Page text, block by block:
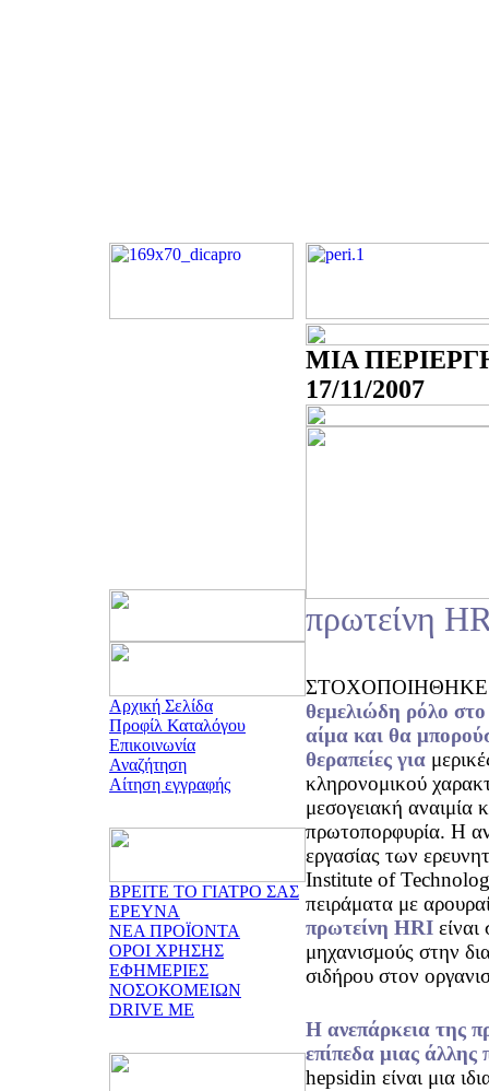
Αρχική Σελίδα
Προφίλ Καταλόγου
Επικοινωνία
Αναζήτηση
Αίτηση εγγραφής
ΒΡΕΙΤΕ ΤΟ ΓΙΑΤΡΟ ΣΑΣ
ΕΡΕΥΝΑ
ΝΕΑ ΠΡΟΪΟΝΤΑ
ΟΡΟΙ ΧΡΗΣΗΣ
ΕΦΗΜΕΡΙΕΣ
ΝΟΣΟΚΟΜΕΙΩΝ
DRIVE ME
ΜΙΑ
17/11/2007
πρωτείνη
ΣΤΟΧΟΠΟΙΗΘΗΚΕ η
θεμελιώδη ρόλο
αίμα και θα
θεραπείες για
κληρονομικού
μεσογειακή αναιμία
πρωτοπορφυρία. Η
εργασίας των
Institute of
πειράματα με
πρωτείνη HRI
μηχανισμούς στην
σιδήρου στον
Η ανεπάρκεια της
επίπεδα μιας
hepsidin είναι μια